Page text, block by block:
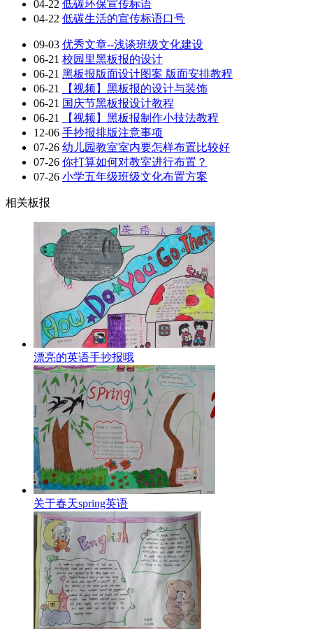
04-22 低碳环保宣传标语
04-22 低碳生活的宣传标语口号
09-03 优秀文章--浅谈班级文化建设
06-21 校园里黑板报的设计
06-21 黑板报版面设计图案 版面安排教程
06-21
【视频】黑板报的设计与装饰
06-21 国庆节黑板报设计教程
06-21
【视频】黑板报制作小技法教程
12-06 手抄报排版注意事项
07-26 幼儿园教室室内要怎样布置比较好
07-26 你打算如何对教室进行布置？
07-26 小学五年级班级文化布置方案
相关板报
漂亮的英语手抄报哦
关于春天spring英语